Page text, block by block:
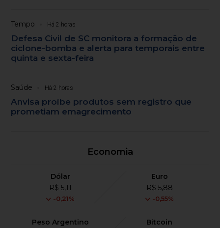
Tempo Há 2 horas
Defesa Civil de SC monitora a formação de
ciclone-bomba e alerta para temporais entre
quinta e sexta-feira
Saúde Há 2 horas
Anvisa proíbe produtos sem registro que
prometiam emagrecimento
Economia
Dólar
R$ 5,11
-0,21%
Euro
R$ 5,88
-0,55%
Peso Argentino
Bitcoin